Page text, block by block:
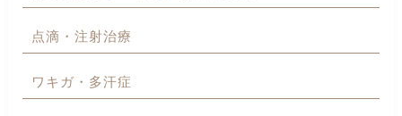
点滴・注射治療
ワキガ・多汗症